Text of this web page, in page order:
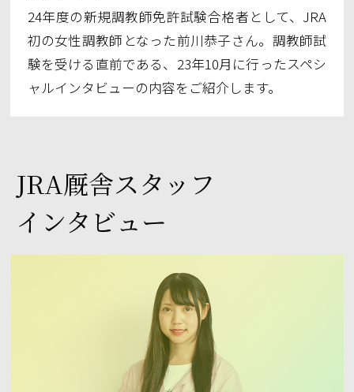
24年度の新規調教師免許試験合格者として、JRA
初の女性調教師となった前川恭子さん。調教師試
験を受ける直前である、23年10月に行ったスペシ
ャルインタビューの内容をご紹介します。
JRA厩舎スタッフ
インタビュー